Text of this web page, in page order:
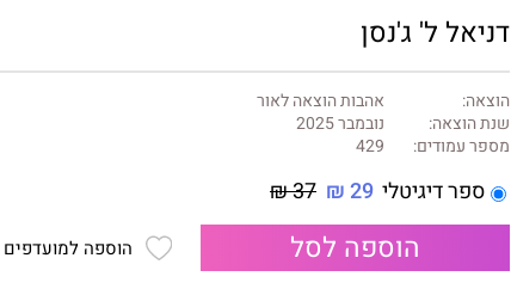
דניאל ל' ג'נסן
הוצאה:
אהבות הוצאה לאור
שנת הוצאה:
נובמבר 2025
מספר עמודים:
429
ספר דיגיטלי 29 ₪
37 ₪
הוספה לסל הוספה למועדפים